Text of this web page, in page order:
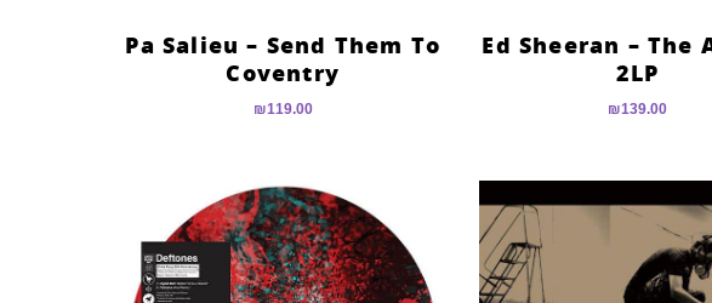
Ed Sheeran – The
2LP
₪139.00
Pa Salieu – Send Them To
Coventry
₪119.00